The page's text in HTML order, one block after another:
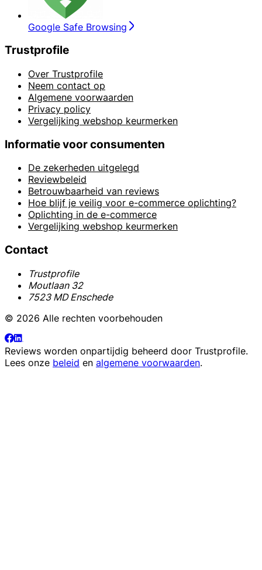
Google Safe Browsing
Trustprofile
Over Trustprofile
Neem contact op
Algemene voorwaarden
Privacy policy
Vergelijking webshop keurmerken
Informatie voor consumenten
De zekerheden uitgelegd
Reviewbeleid
Betrouwbaarheid van reviews
Hoe blijf je veilig voor e-commerce oplichting?
Oplichting in de e-commerce
Vergelijking webshop keurmerken
Contact
Trustprofile
Moutlaan 32
7523 MD Enschede
© 2026 Alle rechten voorbehouden
Reviews worden onpartijdig beheerd door Trustprofile.
Lees onze beleid en algemene voorwaarden.